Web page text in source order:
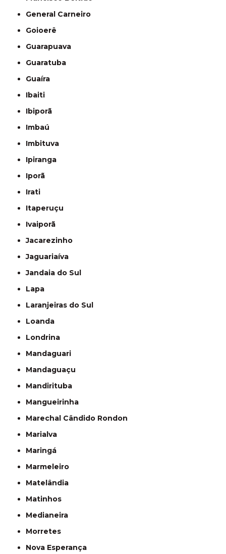
General Carneiro
Goioerê
Guarapuava
Guaratuba
Guaíra
Ibaiti
Ibiporã
Imbaú
Imbituva
Ipiranga
Iporã
Irati
Itaperuçu
Ivaiporã
Jacarezinho
Jaguariaíva
Jandaia do Sul
Lapa
Laranjeiras do Sul
Loanda
Londrina
Mandaguari
Mandaguaçu
Mandirituba
Mangueirinha
Marechal Cândido Rondon
Marialva
Maringá
Marmeleiro
Matelândia
Matinhos
Medianeira
Morretes
Nova Esperança